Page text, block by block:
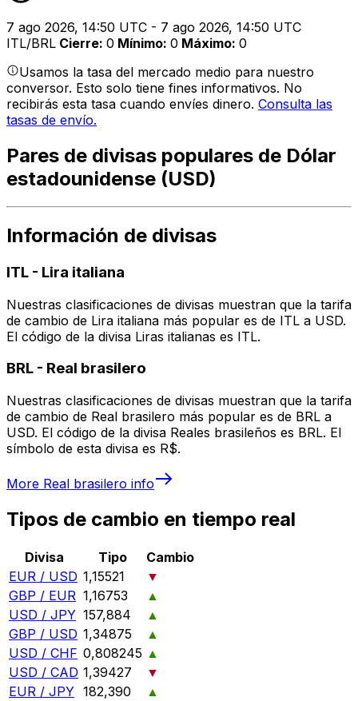
7 ago 2026, 14:50 UTC - 7 ago 2026, 14:50 UTC
ITL/BRL Cierre: 0 Mínimo: 0 Máximo: 0
Usamos la tasa del mercado medio para nuestro
conversor. Esto solo tiene fines informativos. No
recibirás esta tasa cuando envíes dinero. Consulta las
tasas de envío.
Pares de divisas populares de Dólar
estadounidense (USD)
Información de divisas
ITL - Lira italiana
Nuestras clasificaciones de divisas muestran que la tarifa
de cambio de Lira italiana más popular es de ITL a USD.
El código de la divisa Liras italianas es ITL.
BRL - Real brasilero
Nuestras clasificaciones de divisas muestran que la tarifa
de cambio de Real brasilero más popular es de BRL a
USD. El código de la divisa Reales brasileños es BRL. El
símbolo de esta divisa es R$.
More Real brasilero info
Tipos de cambio en tiempo real
Divisa Tipo
Cambio
EUR / USD 1,15521
▼
GBP / EUR 1,16753
▲
USD / JPY 157,884
▲
GBP / USD 1,34875
▲
USD / CHF 0,808245 ▲
USD / CAD 1,39427
▼
EUR / JPY 182,390
▲